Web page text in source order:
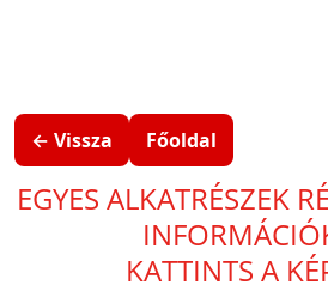
← Vissza Főoldal
EGYES ALKATRÉSZEK
KATTINTS A